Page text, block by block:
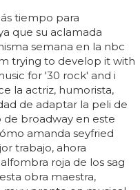
tiempo para
que su aclamada
semana en la nbc
trying to develop it with
for '30 rock' and i
la actriz, humorista,
de adaptar la peli de
de broadway en este
amanda seyfried
trabajo, ahora
roja de los sag
obra maestra,